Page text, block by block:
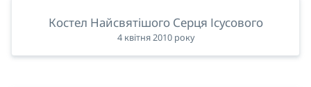
Костел Найсвятішого Серця Ісусового
4 квітня 2010 року